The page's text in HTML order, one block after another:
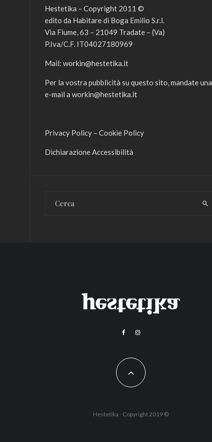
Hestetika – Copyright 2011 ©
edito da Habitare di Boga Emilio S.r.l.
Via Fiume, 63 – 21049 Tradate – (Va)
P.Iva/C.F. IT04027180969
Mail: workin@hestetika.it
Per la vostra pubblicità su questo sito, mandate una
e-mail a workin@hestetika.it
Privacy Policy – Cookie Policy
Dichiarazione Accessibilità
Hestetika - Copyright 2019 ©